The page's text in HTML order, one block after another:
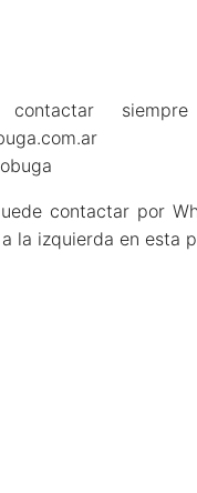
contactar
contactar por
la izquierda en esta